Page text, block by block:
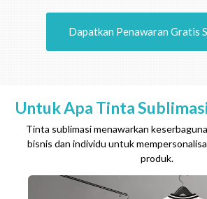
Dapatkan Penawaran Gratis
Untuk Apa Tinta
Tinta sublimasi menawarkan
bisnis dan individu untuk
produk.